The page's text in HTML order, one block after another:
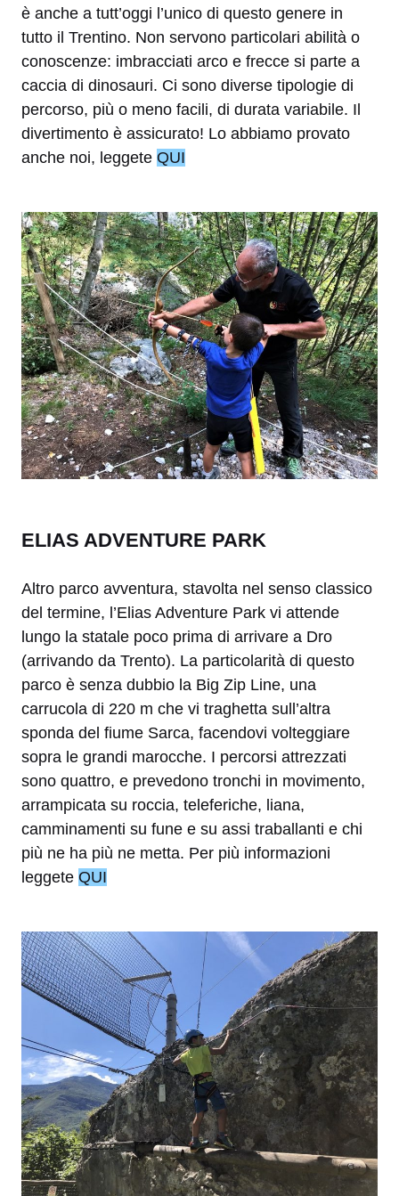
è anche a tutt’oggi l’unico di questo genere in
tutto il Trentino. Non servono particolari abilità o
conoscenze: imbracciati arco e frecce si parte a
caccia di dinosauri. Ci sono diverse tipologie di
percorso, più o meno facili, di durata variabile. Il
divertimento è assicurato! Lo abbiamo provato
anche noi, leggete QUI
ELIAS ADVENTURE PARK
Altro parco avventura, stavolta nel senso classico
del termine, l’Elias Adventure Park vi attende
lungo la statale poco prima di arrivare a Dro
(arrivando da Trento). La particolarità di questo
parco è senza dubbio la Big Zip Line, una
carrucola di 220 m che vi traghetta sull’altra
sponda del fiume Sarca, facendovi volteggiare
sopra le grandi marocche. I percorsi attrezzati
sono quattro, e prevedono tronchi in movimento,
arrampicata su roccia, teleferiche, liana,
camminamenti su fune e su assi traballanti e chi
più ne ha più ne metta. Per più informazioni
leggete QUI